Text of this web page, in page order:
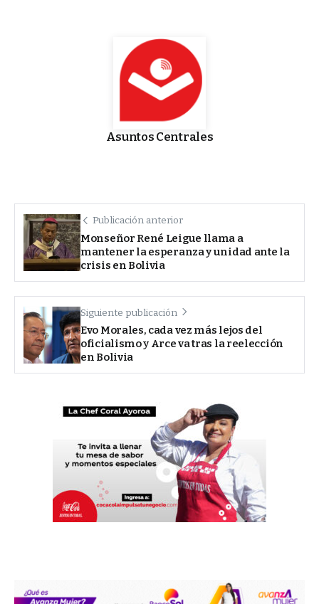
Asuntos Centrales
Publicación anterior
Monseñor René Leigue llama a
mantener la esperanza y unidad ante la
crisis en Bolivia
Siguiente publicación
Evo Morales, cada vez más lejos del
oficialismo y Arce va tras la reelección
en Bolivia